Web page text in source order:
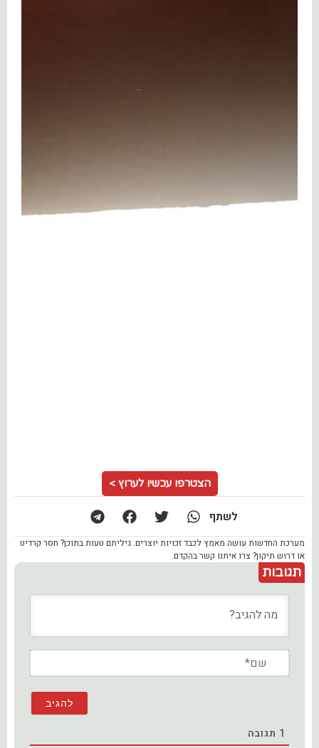
הצטרפו עכשיו לערוץ >
לשתף
מערכת החדשות עושה מאמץ לכבד זכויות יוצרים. גיליתם טעות בתוכן? חסר קרדיט
או דרוש תיקון? צרו איתנו קשר בהקדם.
תגובות
1 תגובה